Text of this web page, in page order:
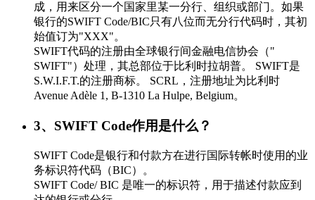
成，用来区分一个国家里某一分行、组织或部门。如果
银行的SWIFT Code/BIC只有八位而无分行代码时，其初
始值订为"XXX"。
SWIFT代码的注册由全球银行间金融电信协会（"
SWIFT"）处理，其总部位于比利时拉胡普。 SWIFT是
S.W.I.F.T.的注册商标。 SCRL，注册地址为比利时
Avenue Adèle 1, B-1310 La Hulpe, Belgium。
3、SWIFT Code作用是什么？
SWIFT Code是银行和付款方在进行国际转帐时使用的业
务标识符代码（BIC）。
SWIFT Code/ BIC 是唯一的标识符，用于描述付款应到